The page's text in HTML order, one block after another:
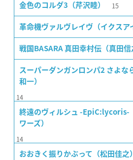
金色のコルダ3（芹沢睦） 15
革命機ヴァルヴレイヴ（イクスア
戦国BASARA 真田幸村伝（真田信
スーパーダンガンロンパ2 さよな
和一）
14
終遠のヴィルシュ -EpiC:lycoris-
ワーズ）
14
おおきく振りかぶって（松田佳之）